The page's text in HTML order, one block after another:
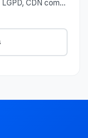
CDN com
commerce e
e não